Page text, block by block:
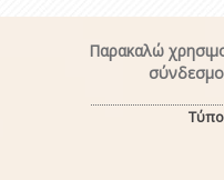
Παρακαλώ